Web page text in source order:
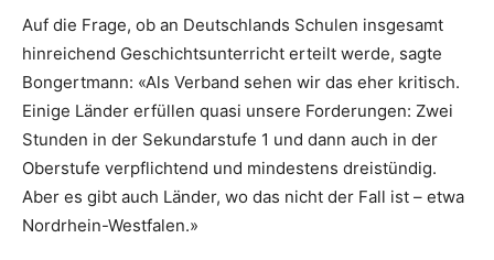
Auf die Frage, ob an Deutschlands Schulen insgesamt
hinreichend Geschichtsunterricht erteilt werde, sagte
Bongertmann: «Als Verband sehen wir das eher kritisch.
Einige Länder erfüllen quasi unsere Forderungen: Zwei
Stunden in der Sekundarstufe 1 und dann auch in der
Oberstufe verpflichtend und mindestens dreistündig.
Aber es gibt auch Länder, wo das nicht der Fall ist – etwa
Nordrhein-Westfalen.»